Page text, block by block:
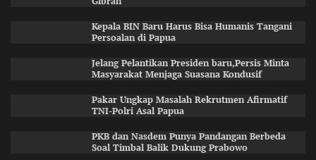
Kepala BIN Baru Harus Bisa Humanis Tangani
Persoalan di Papua
Jelang Pelantikan Presiden baru,Persis Minta
Masyarakat Menjaga Suasana Kondusif
Pakar Ungkap Masalah Rekrutmen Afirmatif
TNI-Polri Asal Papua
PKB dan Nasdem Punya Pandangan Berbeda
Soal Timbal Balik Dukung Prabowo